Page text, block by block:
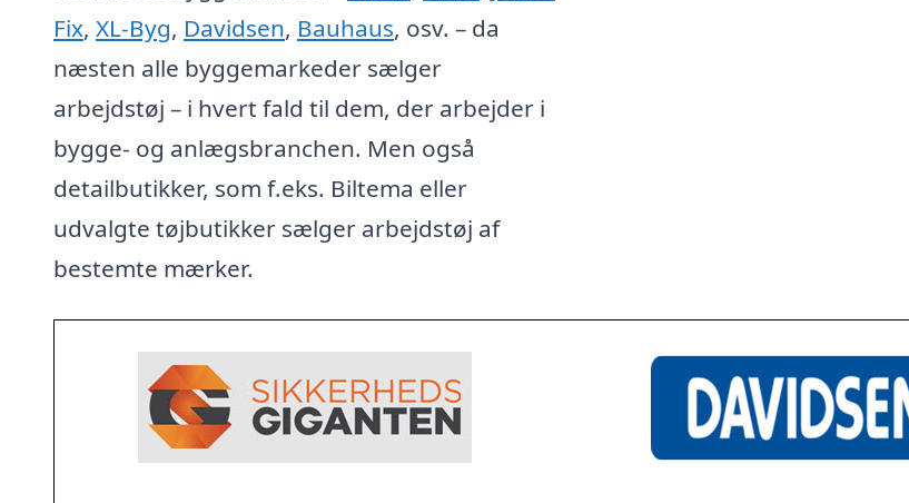
Fix, XL-Byg, Davidsen, Bauhaus, osv. – da
næsten alle byggemarkeder sælger
arbejdstøj – i hvert fald til dem, der arbejder i
bygge- og anlægsbranchen. Men også
detailbutikker, som f.eks. Biltema eller
udvalgte tøjbutikker sælger arbejdstøj af
bestemte mærker.